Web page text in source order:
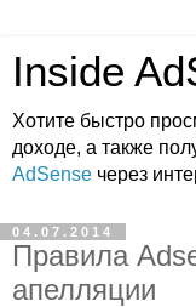
Inside
Хотите быстро
доходе, а также
AdSense через
04.07.2014
Правила
апелляции